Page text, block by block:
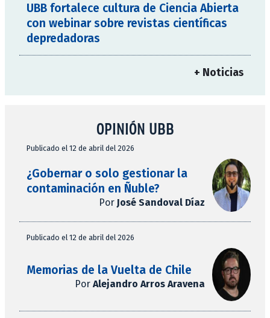
UBB fortalece cultura de Ciencia Abierta
con webinar sobre revistas científicas
depredadoras
+ Noticias
OPINIÓN UBB
Publicado el 12 de abril del 2026
¿Gobernar o solo gestionar la
contaminación en Ñuble?
Por José Sandoval Díaz
Publicado el 12 de abril del 2026
Memorias de la Vuelta de Chile
Por Alejandro Arros Aravena